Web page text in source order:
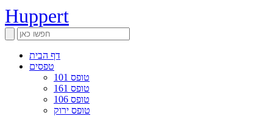
Huppert
דף הבית
טפסים
טופס 101
טופס 161
טופס 106
טופס ירוק